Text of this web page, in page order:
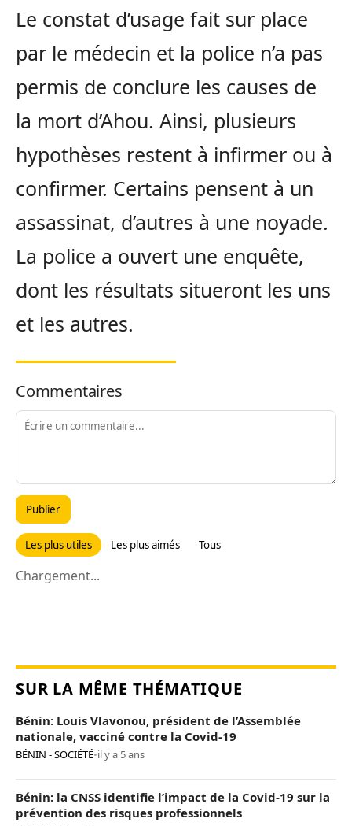
Le constat d’usage fait sur place
par le médecin et la police n’a pas
permis de conclure les causes de
la mort d’Ahou. Ainsi, plusieurs
hypothèses restent à infirmer ou à
confirmer. Certains pensent à un
assassinat, d’autres à une noyade.
La police a ouvert une enquête,
dont les résultats situeront les uns
et les autres.
Commentaires
Publier
Les plus utiles Les plus aimés Tous
Chargement...
SUR LA MÊME THÉMATIQUE
Bénin: Louis Vlavonou, président de l’Assemblée
nationale, vacciné contre la Covid-19
BÉNIN - SOCIÉTÉ•il y a 5 ans
Bénin: la CNSS identifie l’impact de la Covid-19 sur la
prévention des risques professionnels